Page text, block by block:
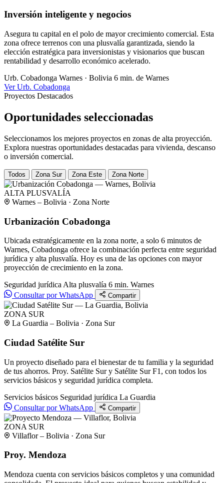
Inversión inteligente y negocios
Asegura tu capital en el polo de mayor crecimiento comercial. Esta
zona ofrece terrenos con una plusvalía garantizada, siendo la
elección estratégica para inversionistas y visionarios que buscan
rentabilidad y desarrollo económico acelerado.
Urb. Cobadonga Warnes · Bolivia 6 min. de Warnes
Ver Urb. Cobadonga
Proyectos Destacados
Oportunidades seleccionadas
Seleccionamos los mejores proyectos en zonas de alta proyección.
Explora nuestras oportunidades destacadas para vivienda, descanso
o inversión comercial.
Todos Zona Sur Zona Este Zona Norte
ALTA PLUSVALÍA
Warnes – Bolivia · Zona Norte
Urbanización Cobadonga
Ubicada estratégicamente en la zona norte, a solo 6 minutos de
Warnes, Cobadonga ofrece la combinación perfecta entre seguridad
jurídica y alta plusvalía. Hoy es una de las opciones con mayor
proyección de crecimiento en la zona.
Seguridad jurídica Alta plusvalía 6 min. Warnes
Consultar por WhatsApp
Compartir
ZONA SUR
La Guardia – Bolivia · Zona Sur
Ciudad Satélite Sur
Un proyecto diseñado para el bienestar de tu familia y la seguridad
de tus ahorros. Proy. Satélite Sur y Satélite Sur F1, con todos los
servicios básicos y seguridad jurídica completa.
Servicios básicos Seguridad jurídica La Guardia
Consultar por WhatsApp
Compartir
ZONA SUR
Villaflor – Bolivia · Zona Sur
Proy. Mendoza
Mendoza cuenta con servicios básicos completos y una comunidad